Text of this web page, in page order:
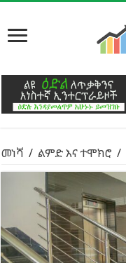
መነሻ / ልምድ እና ተሞክሮ /